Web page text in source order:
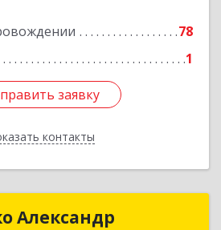
78
1
заявку
контакты
Подробнее
заявку
Назад
АлександрАлександр